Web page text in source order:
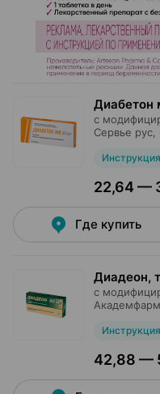
Диабетон
с
Сервье рус
Инструкция
22,64 —
Где купить
Диадеон,
с
Академфарм
Инструкция
42,88 —